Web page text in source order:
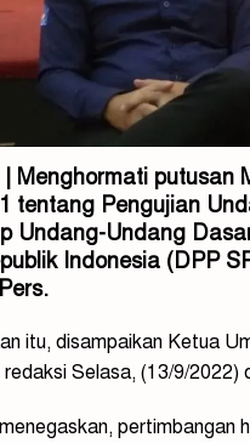
Menghormati putusan
tentang Pengujian
Undang-Undang
Indonesia (DPP
itu, disampaikan Ketua
redaksi Selasa, (13/9/2022)
pertimbangan